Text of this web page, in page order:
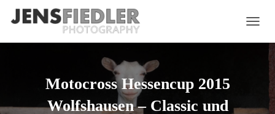
Motocross Hessencup 2015
Wolfshausen – Classic und